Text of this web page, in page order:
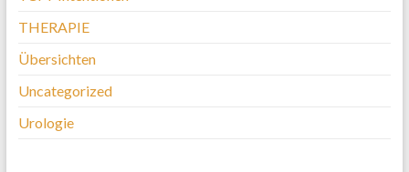
THERAPIE
Übersichten
Uncategorized
Urologie